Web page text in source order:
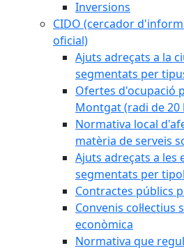
Inversions
CIDO (cercador
oficial)
Ajuts adreçats a la
segmentats per
Ofertes d'ocupació
Montgat (radi de 20
Normativa local
matèria de serveis
Ajuts adreçats a les
segmentats per
Contractes públics
Convenis
econòmica
Normativa que